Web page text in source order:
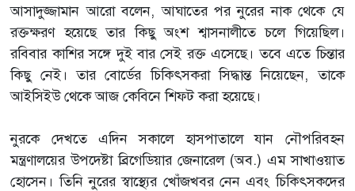
আসাদুজ্জামান আরো বলেন, আঘাতের পর নুরের নাক থেকে যে
রক্তক্ষরণ হয়েছে তার কিছু অংশ শ্বাসনালীতে চলে গিয়েছিল।
রবিবার কাশির সঙ্গে দুই বার সেই রক্ত এসেছে। তবে এতে চিন্তার
কিছু নেই। তার বোর্ডের চিকিৎসকরা সিদ্ধান্ত নিয়েছেন, তাকে
আইসিইউ থেকে আজ কেবিনে শিফট করা হয়েছে।
নুরকে দেখতে এদিন সকালে হাসপাতালে যান নৌপরিবহন
মন্ত্রণালয়ের উপদেষ্টা ব্রিগেডিয়ার জেনারেল (অব.) এম সাখাওয়াত
হোসেন। তিনি নুরের স্বাস্থ্যের খোঁজখবর নেন এবং চিকিৎসকদের